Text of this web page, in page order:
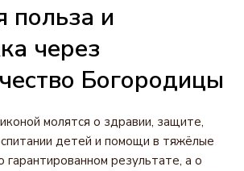
польза и
через
Богородицы
молятся о здравии, защите,
детей и помощи в тяжёлые
гарантированном результате, а о